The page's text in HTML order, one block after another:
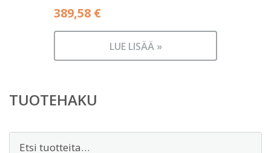
389,58 €
LUE LISÄÄ »
TUOTEHAKU